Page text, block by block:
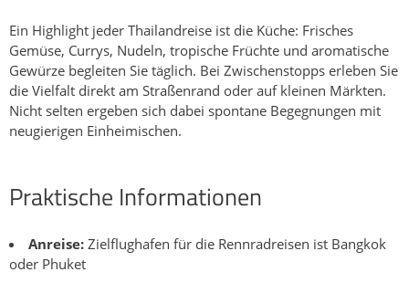
Ein Highlight jeder Thailandreise ist die Küche: Frisches
Gemüse, Currys, Nudeln, tropische Früchte und aromatische
Gewürze begleiten Sie täglich. Bei Zwischenstopps erleben Sie
die Vielfalt direkt am Straßenrand oder auf kleinen Märkten.
Nicht selten ergeben sich dabei spontane Begegnungen mit
neugierigen Einheimischen.
Praktische Informationen
Anreise: Zielflughafen für die Rennradreisen ist Bangkok
oder Phuket